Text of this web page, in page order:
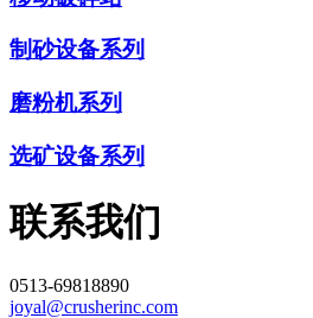
制砂设备系列
磨粉机系列
选矿设备系列
联系我们
0513-69818890
joyal@crusherinc.com